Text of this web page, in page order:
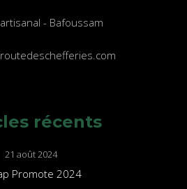
- Bafoussam
récents
21 août 2024
Promote 2024